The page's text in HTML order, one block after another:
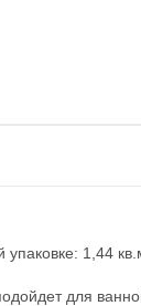
1,44
для